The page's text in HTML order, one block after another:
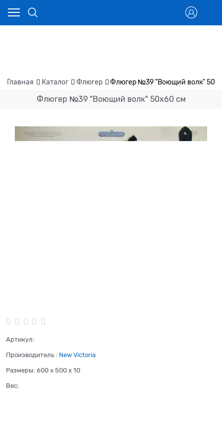
Главная Каталог Флюгер Флюгер №39 "Воющий волк"
Флюгер №39 "Воющий волк" 50х60 см
Артикул:
Производитель : New Victoria
Размеры: 600 x 500 x 10
Вес: